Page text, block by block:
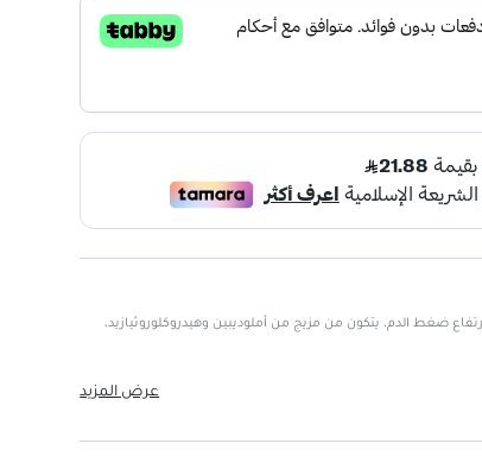
دواء مضاد لارتفاع ضغط الدم، يتكون من مزيج من أملوديبين وهيدروكلوروثيازيد،
الاستخدام.
عرض المزيد